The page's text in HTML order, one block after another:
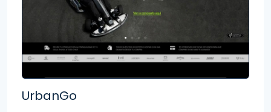
UrbanGo